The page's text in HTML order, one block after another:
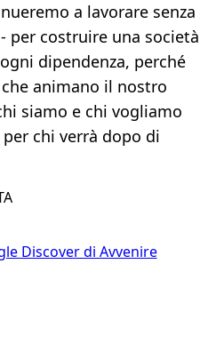
a lavorare senza
per costruire una società
dipendenza, perché
animano il nostro
siamo e chi vogliamo
chi verrà dopo di
Discover di Avvenire